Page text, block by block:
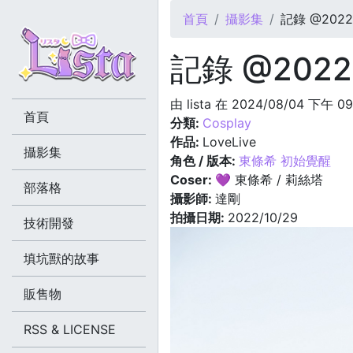
您在這裡
首頁 攝影集 記錄
記錄
由 lista 在 2024/08/04 下午
分類: Cosplay
作品: LoveLive
角色 / 版本: 東條希 初始覺醒
Coser: 💜 東條希 / 莉絲塔
攝影師: 達剛
拍攝日期: 2022/10/29
首頁
攝影集
部落格
技術開發
填坑獸的故事
販售物
RSS & LICENSE